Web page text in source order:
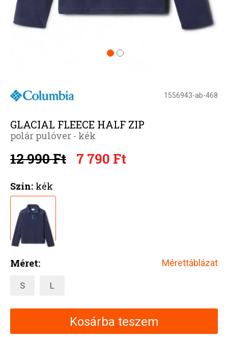
1556943-ab-468
GLACIAL FLEECE HALF ZIP
polár pulóver - kék
12 990 Ft 7 790 Ft
Szín: kék
Méret: Mérettáblázat
S L
Kosárba teszem